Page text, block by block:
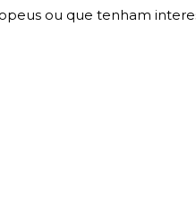
ou que tenham